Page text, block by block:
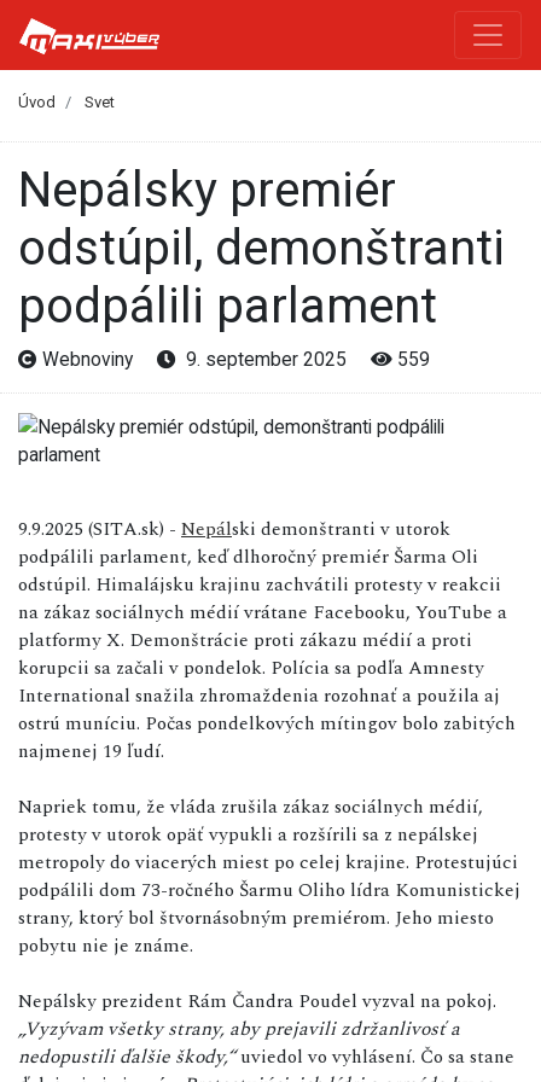
Úvod Svet
Nepálsky premiér
odstúpil, demonštranti
podpálili parlament
Webnoviny 9. september 2025 559
9.9.2025 (SITA.sk) - Nepálski demonštranti v utorok
podpálili parlament, keď dlhoročný premiér Šarma Oli
odstúpil. Himalájsku krajinu zachvátili protesty v reakcii
na zákaz sociálnych médií vrátane Facebooku, YouTube a
platformy X. Demonštrácie proti zákazu médií a proti
korupcii sa začali v pondelok. Polícia sa podľa Amnesty
International snažila zhromaždenia rozohnať a použila aj
ostrú muníciu. Počas pondelkových mítingov bolo zabitých
najmenej 19 ľudí.
Napriek tomu, že vláda zrušila zákaz sociálnych médií,
protesty v utorok opäť vypukli a rozšírili sa z nepálskej
metropoly do viacerých miest po celej krajine. Protestujúci
podpálili dom 73-ročného Šarmu Oliho lídra Komunistickej
strany, ktorý bol štvornásobným premiérom. Jeho miesto
pobytu nie je známe.
Nepálsky prezident Rám Čandra Poudel vyzval na pokoj.
„Vyzývam všetky strany, aby prejavili zdržanlivosť a
nedopustili ďalšie škody,“uviedol vo vyhlásení. Čo sa stane